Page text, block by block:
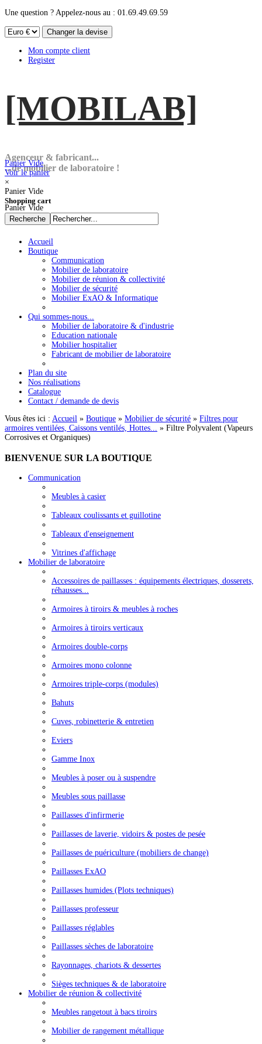
Une question ? Appelez-nous au : 01.69.49.69.59
Mon compte client
Register
[MOBILAB]
Agenceur & fabricant...
...de mobilier de laboratoire !
Panier Vide
Voir le panier
×
Panier Vide
Shopping cart
Panier Vide
Accueil
Boutique
Communication
Mobilier de laboratoire
Mobilier de réunion & collectivité
Mobilier de sécurité
Mobilier ExAO & Informatique
Qui sommes-nous...
Mobilier de laboratoire & d'industrie
Education nationale
Mobilier hospitalier
Fabricant de mobilier de laboratoire
Plan du site
Nos réalisations
Catalogue
Contact / demande de devis
Vous êtes ici : Accueil » Boutique » Mobilier de sécurité » Filtres pour
armoires ventilées, Caissons ventilés, Hottes... » Filtre Polyvalent (Vapeurs
Corrosives et Organiques)
BIENVENUE SUR LA BOUTIQUE
Communication
Meubles à casier
Tableaux coulissants et guillotine
Tableaux d'enseignement
Vitrines d'affichage
Mobilier de laboratoire
Accessoires de paillasses : équipements électriques, dosserets,
réhausses...
Armoires à tiroirs & meubles à roches
Armoires à tiroirs verticaux
Armoires double-corps
Armoires mono colonne
Armoires triple-corps (modules)
Bahuts
Cuves, robinetterie & entretien
Eviers
Gamme Inox
Meubles à poser ou à suspendre
Meubles sous paillasse
Paillasses d'infirmerie
Paillasses de laverie, vidoirs & postes de pesée
Paillasses de puériculture (mobiliers de change)
Paillasses ExAO
Paillasses humides (Plots techniques)
Paillasses professeur
Paillasses réglables
Paillasses sèches de laboratoire
Rayonnages, chariots & dessertes
Sièges techniques & de laboratoire
Mobilier de réunion & collectivité
Meubles rangetout à bacs tiroirs
Mobilier de rangement métallique